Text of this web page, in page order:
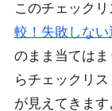
このチェックリ
較！失敗しな
のまま当ては
らチェックリ
が見えてきます